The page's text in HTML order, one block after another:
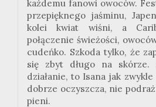
każdemu fanowi owoców.
przepięknego jaśminu,
kolei kwiat wiśni, a
połączenie świeżości,
cudeńko. Szkoda tylko, że
się zbyt długo na
działanie, to Isana jak
dobrze oczyszcza, nie
pieni.